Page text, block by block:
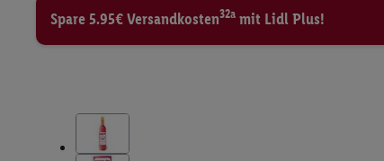
Spare 5.95€ Versandkosten32a mit Lidl Plus!